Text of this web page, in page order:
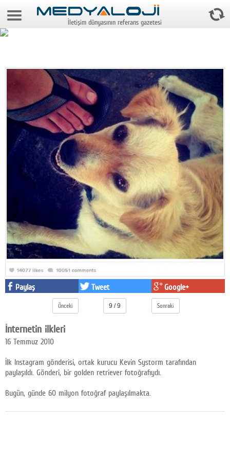
6 Ağustos 2026 23:27:22
Video Galeri
Gazeteler
Medya
Reyting-tiraj
Teknoloji
Televizyon
Facebook
Karikatür
Youtube
Polemik
Yazarlar
Künye
SOSYAL MEDYA
İletişim dünyasının referans gazetesi
Paylaş Tweet Google+
Önceki 9 / 9 Sonraki
İnternetin ilkleri
16 Temmuz 2010
İlk Instagram gönderisi, ortak kurucu Kevin Systorm tarafından
paylaşıldı. Gönderi, bir golden retriever fotoğrafıydı.
Bugün, günde 60 milyon fotoğraf paylaşılmakta.